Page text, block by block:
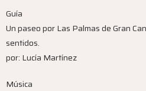
Guía
Un paseo por Las Palmas de Gran
sentidos.
por: Lucía Martínez
Música